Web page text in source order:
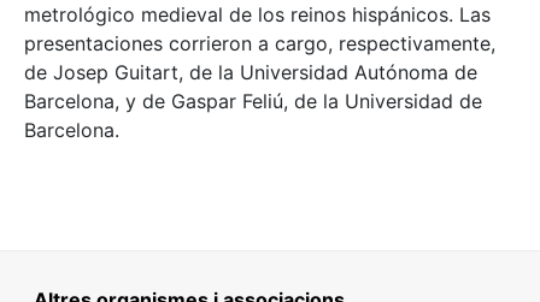
metrológico medieval de los reinos hispánicos. Las
presentaciones corrieron a cargo, respectivamente,
de Josep Guitart, de la Universidad Autónoma de
Barcelona, y de Gaspar Feliú, de la Universidad de
Barcelona.